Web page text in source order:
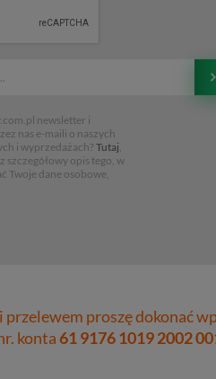
newsletter i
nas e-maili o naszych
i wyprzedażach? Tutaj,
opis tego, w
Twoje dane osobowe,
proszę dokonać
konta61 9176 1019 2002